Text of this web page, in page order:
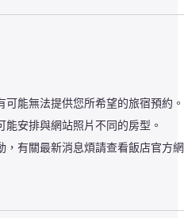
可能無法提供您所希望的旅宿預約。
能安排與網站照片不同的房型。
，有關最新消息煩請查看飯店官方網